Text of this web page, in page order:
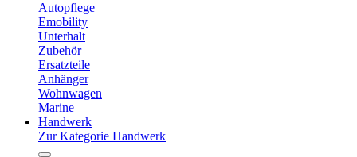
Autopflege
Emobility
Unterhalt
Zubehör
Ersatzteile
Anhänger
Wohnwagen
Marine
Handwerk
Zur Kategorie Handwerk